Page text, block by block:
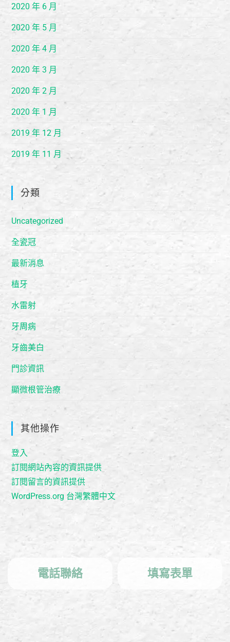
2020 年 6 月
2020 年 5 月
2020 年 4 月
2020 年 3 月
2020 年 2 月
2020 年 1 月
2019 年 12 月
2019 年 11 月
分類
Uncategorized
全瓷冠
最新消息
植牙
水雷射
牙周病
牙齒美白
門診資訊
顯微根管治療
其他操作
登入
訂閱網站內容的資訊提供
訂閱留言的資訊提供
WordPress.org 台灣繁體中文
電話聯絡 填寫表單